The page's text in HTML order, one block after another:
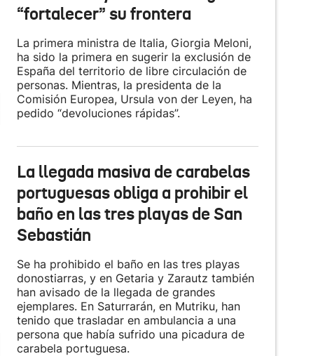
“fortalecer” su frontera
La primera ministra de Italia, Giorgia Meloni,
ha sido la primera en sugerir la exclusión de
España del territorio de libre circulación de
personas. Mientras, la presidenta de la
Comisión Europea, Ursula von der Leyen, ha
pedido “devoluciones rápidas”.
La llegada masiva de carabelas
portuguesas obliga a prohibir el
baño en las tres playas de San
Sebastián
Se ha prohibido el baño en las tres playas
donostiarras, y en Getaria y Zarautz también
han avisado de la llegada de grandes
ejemplares. En Saturrarán, en Mutriku, han
tenido que trasladar en ambulancia a una
persona que había sufrido una picadura de
carabela portuguesa.